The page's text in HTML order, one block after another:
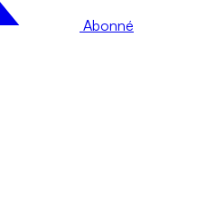
Abonné